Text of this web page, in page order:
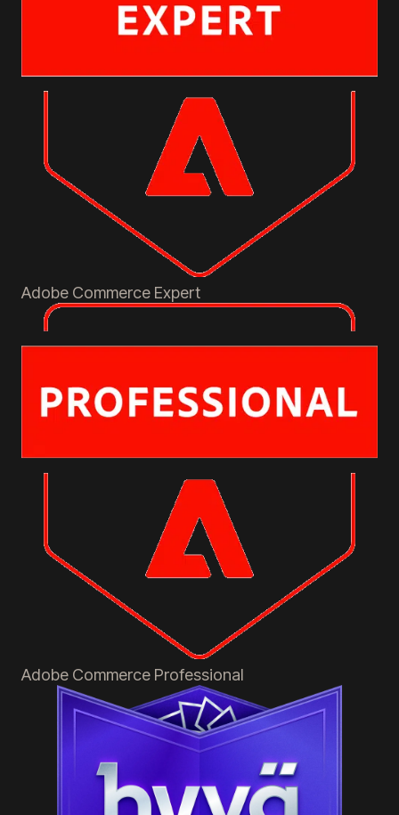
Adobe Commerce Expert
Adobe Commerce Professional